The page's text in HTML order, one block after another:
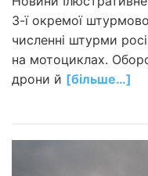
3-ї окремої
численні штурми
на мотоциклах.
дрони й [більше…]